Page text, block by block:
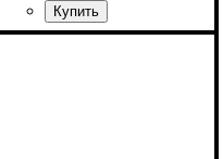
Устройство: реле
Вид: аналоговый
Диапазон температур: